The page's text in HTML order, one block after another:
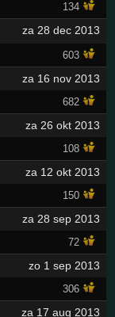
134
za 28 dec 2013
603
za 16 nov 2013
682
za 26 okt 2013
108
za 12 okt 2013
150
za 28 sep 2013
72
zo 1 sep 2013
306
za 17 aug 2013